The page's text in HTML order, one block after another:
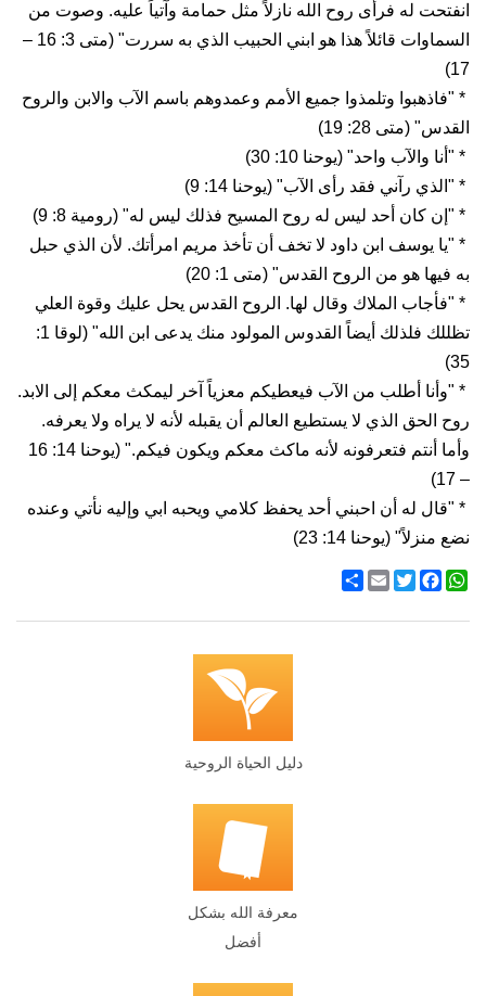
انفتحت له فرأى روح الله نازلاً مثل حمامة وآتياً عليه. وصوت من
السماوات قائلاً هذا هو ابني الحبيب الذي به سررت" (متى 3: 16 –
17)
* "فاذهبوا وتلمذوا جميع الأمم وعمدوهم باسم الآب والابن والروح
القدس" (متى 28: 19)
* "أنا والآب واحد" (يوحنا 10: 30)
* "الذي رآني فقد رأى الآب" (يوحنا 14: 9)
* "إن كان أحد ليس له روح المسيح فذلك ليس له" (رومية 8: 9)
* "يا يوسف ابن داود لا تخف أن تأخذ مريم امرأتك. لأن الذي حبل
به فيها هو من الروح القدس" (متى 1: 20)
* "فأجاب الملاك وقال لها. الروح القدس يحل عليك وقوة العلي
تظللك فلذلك أيضاً القدوس المولود منك يدعى ابن الله" (لوقا 1:
35)
* "وأنا أطلب من الآب فيعطيكم معزياً آخر ليمكث معكم إلى الابد.
روح الحق الذي لا يستطيع العالم أن يقبله لأنه لا يراه ولا يعرفه.
وأما أنتم فتعرفونه لأنه ماكث معكم ويكون فيكم." (يوحنا 14: 16
– 17)
* "قال له أن احبني أحد يحفظ كلامي ويحبه ابي وإليه نأتي وعنده
نضع منزلاً" (يوحنا 14: 23)
انشر
EmailTwitter
Facebook
WhatsApp
دليل الحياة الروحية
معرفة الله بشكل
أفضل